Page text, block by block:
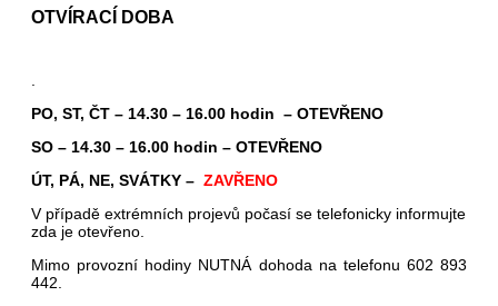
OTVÍRACÍ DOBA
PO, ST, ČT – 14.30 – 16.00 hodin – OTEVŘENO
SO – 14.30 – 16.00 hodin – OTEVŘENO
ÚT, PÁ, NE, SVÁTKY – ZAVŘENO
V případě extrémních projevů počasí se telefonicky informujte
zda je otevřeno.
Mimo provozní hodiny NUTNÁ dohoda na telefonu 602 893
442.